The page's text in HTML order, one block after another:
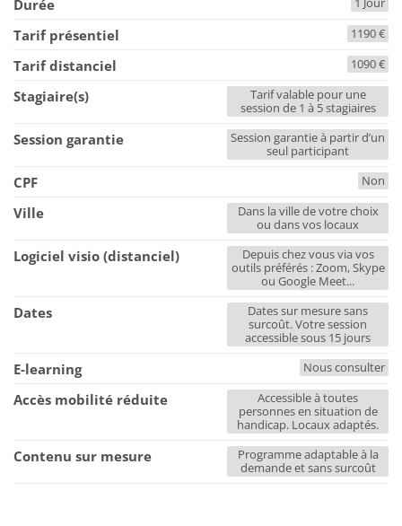
Durée
Tarif présentiel 1190 €
Tarif distanciel 1090 €
Stagiaire(s)
Tarif valable pour une
session de 1 à 5 stagiaires
Session garantie
Session garantie à partir d’un
seul participant
CPF Non
Ville
Dans la ville de votre choix
ou dans vos locaux
Logiciel visio (distanciel)
Depuis chez vous via vos
outils préférés : Zoom, Skype
ou Google Meet...
Dates
Dates sur mesure sans
surcoût. Votre session
accessible sous 15 jours
E-learning Nous consulter
Accès mobilité réduite
Accessible à toutes
personnes en situation de
handicap. Locaux adaptés.
Contenu sur mesure
Programme adaptable à la
demande et sans surcoût